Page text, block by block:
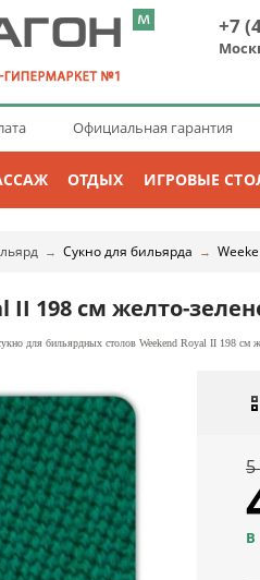
+7
Официальная гарантия
ОТДЫХ ИГРОВЫЕ
→ Сукно для бильярда →
II 198 см желто-
для бильярдных столов Weekend Royal II 198
5